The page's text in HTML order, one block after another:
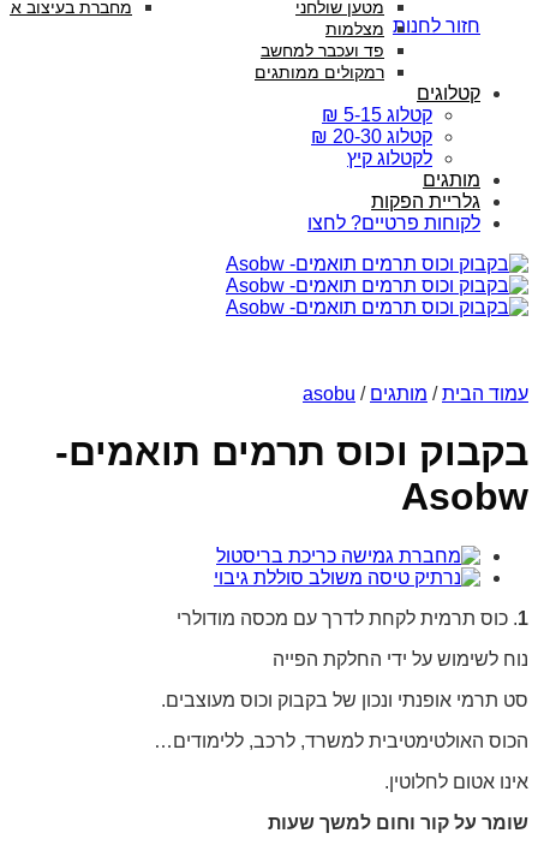
חזור לחנות
מטען שולחני
מצלמות
פד ועכבר למחשב
רמקולים ממותגים
מחברת בעיצוב
קטלוגים
קטלוג 5-15 ₪
קטלוג 20-30 ₪
לקטלוג קיץ
מותגים
גלריית הפקות
לקוחות פרטיים? לחצו
עמוד הבית / מותגים /
asobu
בקבוק וכוס תרמים תואמים-
Asobw
1. כוס תרמית לקחת לדרך עם מכסה מודולרי
נוח לשימוש על ידי החלקת הפייה
סט תרמי אופנתי ונכון של בקבוק וכוס מעוצבים.
הכוס האולטימטיבית למשרד, לרכב, ללימודים…
אינו אטום לחלוטין.
שומר על קור וחום למשך שעות